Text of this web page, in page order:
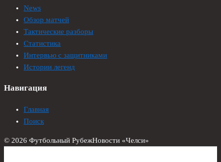
News
Обзор матчей
Тактические разборы
Статистика
Интервью с защитниками
Истории легенд
Навигация
Главная
Поиск
© 2026 Футбольный РубежНовости «Челси»